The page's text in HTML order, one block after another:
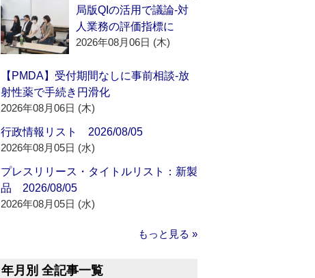
局版QIの活用で議論‐対
人業務の評価指標に
2026年08月06日 (木)
【PMDA】受付期間なしに事前相談‐放
射性薬で手続き円滑化
2026年08月06日 (木)
行政情報リスト 2026/08/05
2026年08月05日 (水)
プレスリリース・タイトルリスト：新製
品 2026/08/05
2026年08月05日 (水)
もっと見る »
年月別 全記事一覧